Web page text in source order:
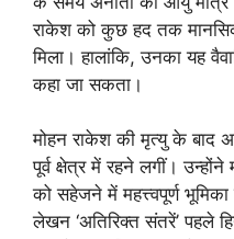
राकेश को कुछ हद तक
मिला। हालांकि, उनका यह
कहा जा सकता।
मोहन राकेश की मृत्यु के बाद
पूर्व क्षेत्र में रहने लगीं।
को सहेजने में महत्त्वपूर्ण
लेखन ‘अतिरिक्त संतरें’ पहले